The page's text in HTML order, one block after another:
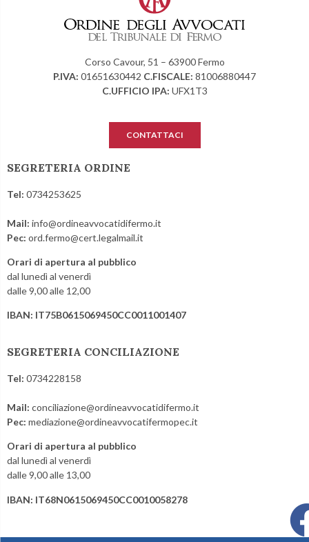
Corso Cavour, 51 – 63900 Fermo
P.IVA: 01651630442 C.FISCALE: 81006880447
C.UFFICIO IPA: UFX1T3
CONTATTACI
SEGRETERIA ORDINE
Tel: 0734253625
Mail: info@ordineavvocatidifermo.it
Pec: ord.fermo@cert.legalmail.it
Orari di apertura al pubblico
dal lunedì al venerdì
dalle 9,00 alle 12,00
IBAN: IT75B0615069450CC0011001407
SEGRETERIA CONCILIAZIONE
Tel: 0734228158
Mail: conciliazione@ordineavvocatidifermo.it
Pec: mediazione@ordineavvocatifermopec.it
Orari di apertura al pubblico
dal lunedì al venerdì
dalle 9,00 alle 13,00
IBAN: IT68N0615069450CC0010058278